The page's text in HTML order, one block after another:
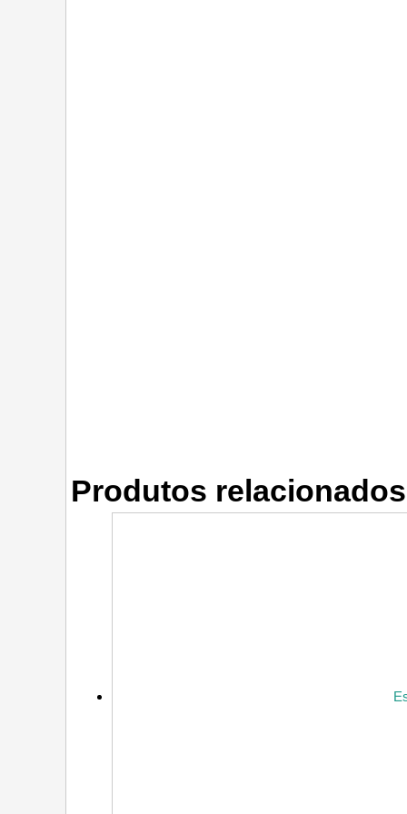
Produtos relacionados